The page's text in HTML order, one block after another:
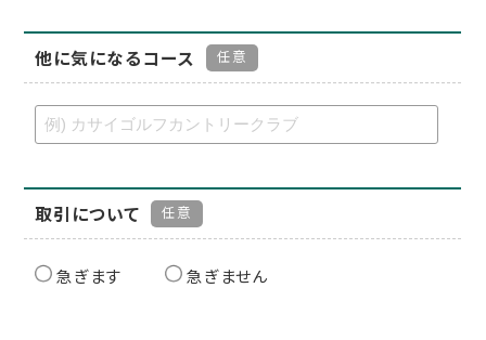
他に気になるコース 任意
取引について 任意
急ぎます 急ぎません